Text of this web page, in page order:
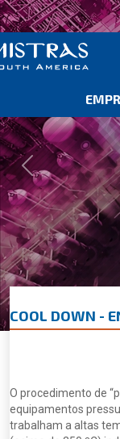
Previous
COOL DOWN -
O procedimento de
equipamentos
trabalham a altas